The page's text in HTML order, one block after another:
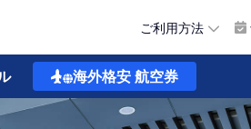
ご利用方法
海外格安航空券